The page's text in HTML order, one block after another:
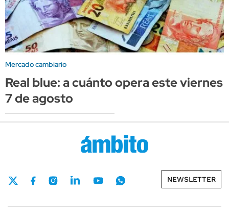
Mercado cambiario
Real blue: a cuánto opera este viernes
7 de agosto
NEWSLETTER